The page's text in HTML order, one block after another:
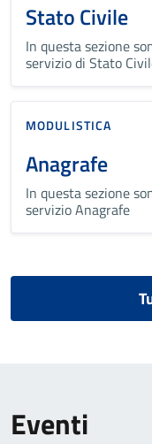
Stato Civile
In questa sezione
servizio di Stato
MODULISTICA
Anagrafe
In questa sezione
servizio Anagrafe
Eventi